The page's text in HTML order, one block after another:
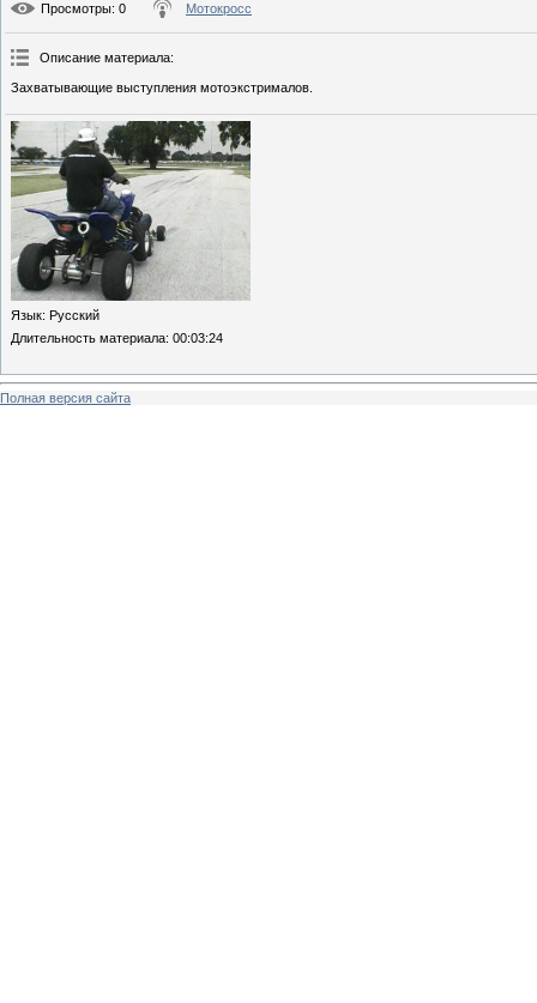
Просмотры: 0 Мотокросс
Описание материала:
Захватывающие выступления мотоэкстрималов.
Язык: Русский
Длительность материала: 00:03:24
Полная версия сайта